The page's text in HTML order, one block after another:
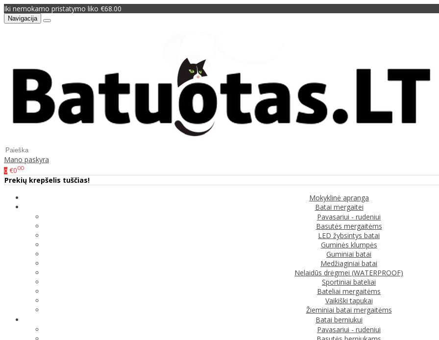
Iki nemokamo pristatymo liko €68.00
Navigacija
Mano paskyra
0 €000
Prekių krepšelis tuščias!
Mokyklinė apranga
Batai mergaitei
Pavasariui - rudeniui
Basutės mergaitėms
LED žybsintys batai
Guminės klumpės
Guminiai batai
Medžiaginiai batai
Nelaidūs drėgmei (WATERPROOF)
Sportiniai bateliai
Bateliai mergaitėms
Vaikiški tapukai
Žieminiai batai mergaitėms
Batai berniukui
Pavasariui - rudeniui